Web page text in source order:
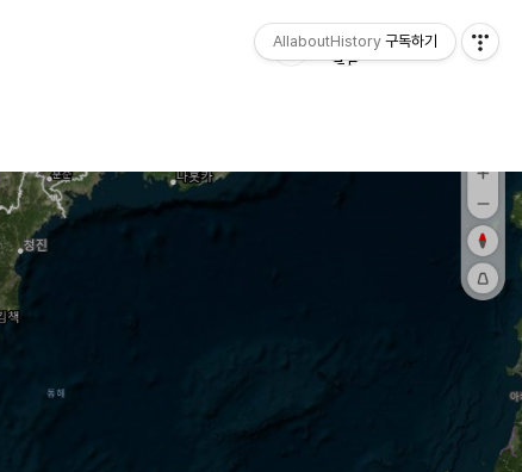
AllaboutHistory 구독하기